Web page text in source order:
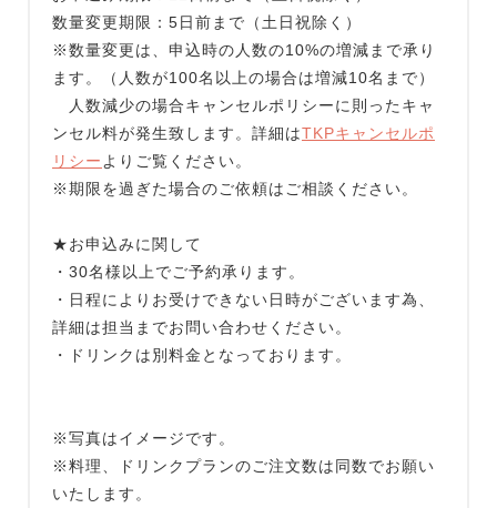
数量変更期限：5日前まで（土日祝除く）
※数量変更は、申込時の人数の10%の増減まで承り
ます。（人数が100名以上の場合は増減10名まで）
人数減少の場合キャンセルポリシーに則ったキャ
ンセル料が発生致します。詳細はTKPキャンセルポ
リシー よりご覧ください。
※期限を過ぎた場合のご依頼はご相談ください。
★お申込みに関して
・30名様以上でご予約承ります。
・日程によりお受けできない日時がございます為、
詳細は担当までお問い合わせください。
・ドリンクは別料金となっております。
※写真はイメージです。
※料理、ドリンクプランのご注文数は同数でお願い
いたします。